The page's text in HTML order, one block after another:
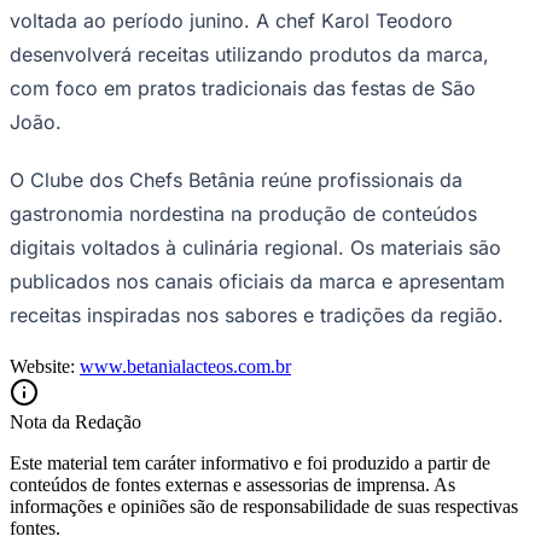
São Paulo
voltada ao período junino. A chef Karol Teodoro
desenvolverá receitas utilizando produtos da marca,
com foco em pratos tradicionais das festas de São
João.
O Clube dos Chefs Betânia reúne profissionais da
gastronomia nordestina na produção de conteúdos
digitais voltados à culinária regional. Os materiais são
publicados nos canais oficiais da marca e apresentam
receitas inspiradas nos sabores e tradições da região.
Website: www.betanialacteos.com.br
Nota da Redação
Este material tem caráter informativo e foi produzido a partir de
conteúdos de fontes externas e assessorias de imprensa. As
informações e opiniões são de responsabilidade de suas respectivas
fontes.